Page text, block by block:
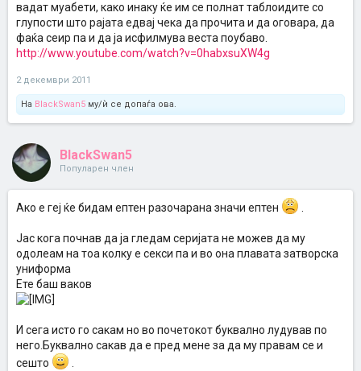
вадат муабети, како инаку ќе им се полнат таблоидите со
глупости што рајата едвај чека да прочита и да оговара, да
фаќа сеир па и да ја исфилмува веста поубаво.
http://www.youtube.com/watch?v=0habxsuXW4g
2 декември 2011
На BlackSwan5 му/ѝ се допаѓа ова.
BlackSwan5
Популарен член
Ако е геј ќе бидам ептен разочарана значи ептен
Јас кога почнав да ја гледам серијата не можев да му
одолеам на тоа колку е секси па и во она плавата затворска
униформа
Ете баш ваков
И сега исто го сакам но во почетокот буквално лудував по
него.Буквално сакав да е пред мене за да му правам се и
сешто